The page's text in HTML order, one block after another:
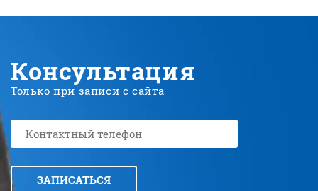
Консультация
Только при записи с сайта
ЗАПИСАТЬСЯ